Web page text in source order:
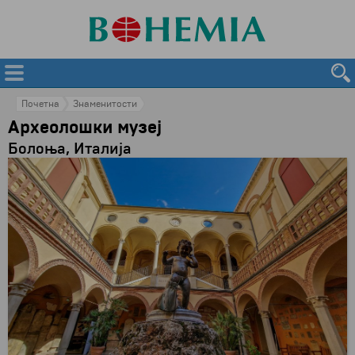
Почетна Знаменитости
Археолошки музеј
Болоња, Италија